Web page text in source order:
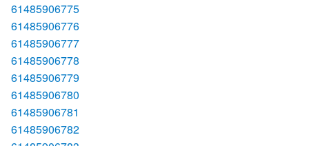
61485906775
61485906776
61485906777
61485906778
61485906779
61485906780
61485906781
61485906782